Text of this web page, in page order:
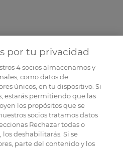
por tu privacidad
4socios almacenamos y
como datos de
únicos, en tu dispositivo. Si
estarás permitiendo que las
los propósitos que se
socios tratamos datos
Rechazar todas o
deshabilitarás. Si se
parte del contenido y los